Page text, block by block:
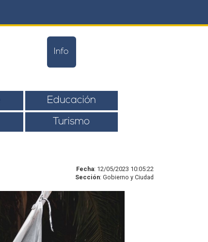
Info
Educación
Turismo
Fecha: 12/05/2023 10:05:22
Sección: Gobierno y Ciudad